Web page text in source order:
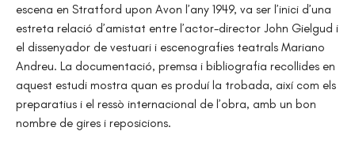
escena en Stratford upon Avon l’any 1949, va ser l’inici d’una
estreta relació d’amistat entre l’actor-director John Gielgud i
el dissenyador de vestuari i escenografies teatrals Mariano
Andreu. La documentació, premsa i bibliografia recollides en
aquest estudi mostra quan es produí la trobada, així com els
preparatius i el ressò internacional de l’obra, amb un bon
nombre de gires i reposicions.